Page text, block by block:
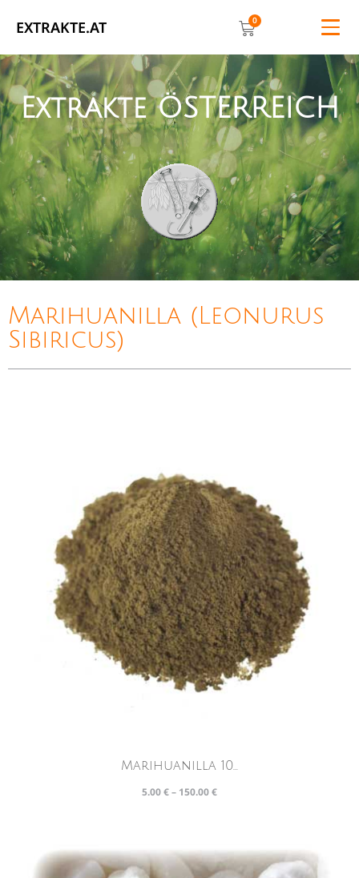
EXTRAKTE.AT 0
Extrakte ÖSTERREICH
Marihuanilla (Leonurus
Sibiricus)
Marihuanilla 10...
5.00€– 150.00€